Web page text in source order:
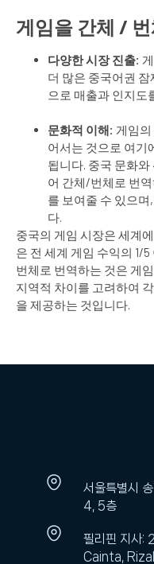
게임을 간체 /
다양한시장 진출:
더 많은 중국어권
으로 매출과 인지도
문화적 이해: 게임
어서는 것으로 여기
됩니다. 중국 문화
어 간체/번체로 번
를 보여줄 수 있으
다.
중국의 게임 시장은 세계
은 전 세계 게임 수익의 1/
번체로 번역하는 것은 게
지역적 차이를 고려하여
을 제공하는 것입니다.
서울특별시
4, 5층
필리핀 지사:
Cainta, Rizal